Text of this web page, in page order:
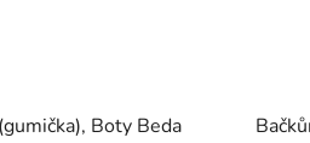
Boty Beda